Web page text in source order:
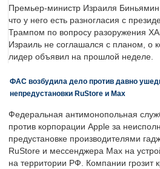
Премьер-министр Израиля Биньямин
что у него есть разногласия с
Трампом по вопросу разоружения
Израиль не соглашался с планом, о
лидер объявил на прошлой неделе.
ФАС возбудила дело против давно
непредустановки RuStore и Max
Федеральная антимонопольная
против корпорации Apple за
предустановке производителями
RuStore и мессенджера Max на
на территории РФ. Компании грозит